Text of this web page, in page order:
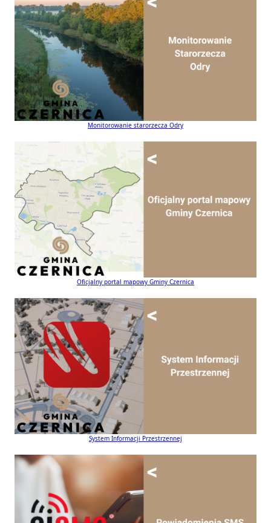
Monitorowanie starorzecza Odry
Oficjalny portal mapowy Gminy Czernica
System Informacji Przestrzennej